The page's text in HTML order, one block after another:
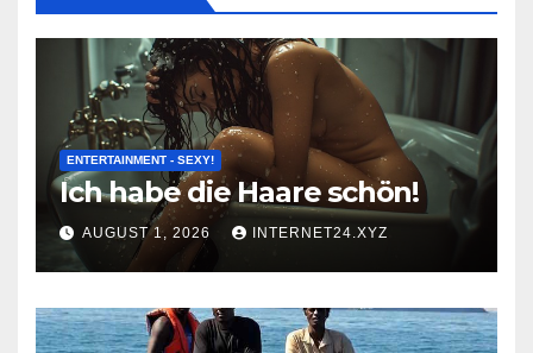
ENTERTAINMENT - SEXY!
Ich habe die Haare schön!
AUGUST 1, 2026 INTERNET24.XYZ